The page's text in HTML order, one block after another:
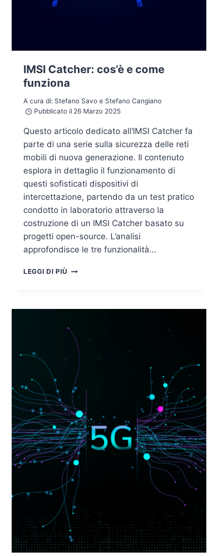
IMSI Catcher: cos’è e come
funziona
A cura di: Stefano Savo e Stefano Cangiano
Pubblicato il 26 Marzo 2025
Questo articolo dedicato all’IMSI Catcher fa
parte di una serie sulla sicurezza delle reti
mobili di nuova generazione. Il contenuto
esplora in dettaglio il funzionamento di
questi sofisticati dispositivi di
intercettazione, partendo da un test pratico
condotto in laboratorio attraverso la
costruzione di un IMSI Catcher basato su
progetti open-source. L’analisi
approfondisce le tre funzionalità…
LEGGI DI PIÙ IMSI
COME